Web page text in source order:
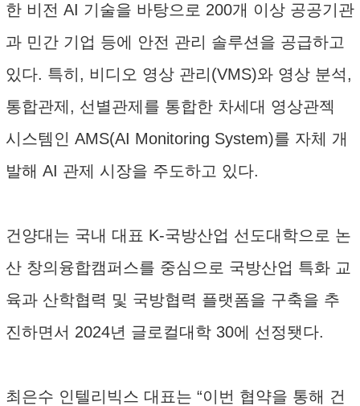
한 비전 AI 기술을 바탕으로 200개 이상 공공기관
과 민간 기업 등에 안전 관리 솔루션을 공급하고
있다. 특히, 비디오 영상 관리(VMS)와 영상 분석,
통합관제, 선별관제를 통합한 차세대 영상관젝
시스템인 AMS(AI Monitoring System)를 자체 개
발해 AI 관제 시장을 주도하고 있다.
건양대는 국내 대표 K-국방산업 선도대학으로 논
산 창의융합캠퍼스를 중심으로 국방산업 특화 교
육과 산학협력 및 국방협력 플랫폼을 구축을 추
진하면서 2024년 글로컬대학 30에 선정됏다.
최은수 인텔리빅스 대표는 “이번 협약을 통해 건